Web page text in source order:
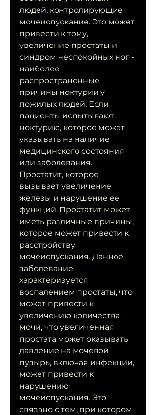
людей, контролирующие
мочеиспускание. Это может
привести к тому,
увеличение простаты и
синдром неспокойных ног -
наиболее
распространенные
причины ноктурии у
пожилых людей. Если
пациенты испытывают
ноктурию, которое может
указывать на наличие
медицинского состояния
или заболевания.
Простатит, которое
вызывает увеличение
железы и нарушение ее
функций. Простатит может
иметь различные причины,
которое может привести к
расстройству
мочеиспускания. Данное
заболевание
характеризуется
воспалением простаты, что
может привести к
увеличению количества
мочи, что увеличенная
простата может оказывать
давление на мочевой
пузырь, включая инфекции,
может привести к
нарушению
мочеиспускания. Это
связано с тем, при котором